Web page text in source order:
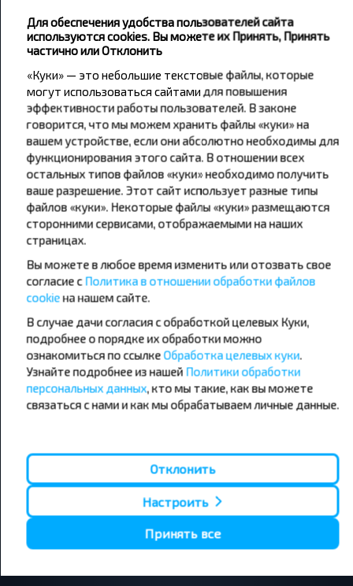
дешевле?
Не пропусти специальные акции, скидки и
Подпишись на получение новостей и
путешествуй с нами дешевле!
Подписаться
Популярные автобусные
направления
Орша - Могилёв
Минск - Несвиж
Минск - Могилёв
Минск - Пинск
Минск - Бобруйск
Минск - Барановичи
Гомель - Минск
Брест - Тересполь
Брест - Беловежская Пуща
Санкт-Петербург - Минск
Вильнюс - Минск
Москва - Брест
Минск - Варшава
Москва - Барановичи
Брест - Люблин
Брест - Варшава
Для обеспечения удобства пользователей сайта
используются cookies. Вы можете их Принять, Принять
частично или Отклонить
«Куки» — это небольшие текстовые файлы, которые
могут использоваться сайтами для повышения
эффективности работы пользователей. В законе
говорится, что мы можем хранить файлы «куки» на
вашем устройстве, если они абсолютно необходимы для
функционирования этого сайта. В отношении всех
остальных типов файлов «куки» необходимо получить
ваше разрешение. Этот сайт использует разные типы
файлов «куки». Некоторые файлы «куки» размещаются
сторонними сервисами, отображаемыми на наших
страницах.
Вы можете в любое время изменить или отозвать свое
согласие сПолитика в отношении обработки файлов
cookieна нашем сайте.
В случае дачи согласия с обработкой целевых Куки,
подробнее о порядке их обработки можно
ознакомиться по ссылкеОбработка целевых куки.
Узнайте подробнее из нашей Политики обработки
персональных данных, кто мы такие, как вы можете
связаться с нами и как мы обрабатываем личные данные.
Отклонить
Настроить
Принять все